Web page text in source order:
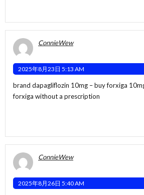
ConnieWew
2025年8月23日 5:13 AM
brand dapagliflozin 10mg –buy forxiga
forxiga without a prescription
ConnieWew
2025年8月26日 5:40 AM